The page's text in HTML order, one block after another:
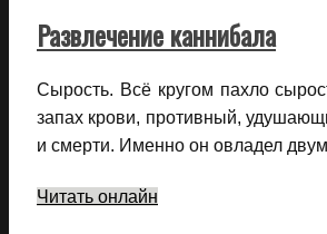
Развлечение каннибала
Сырость. Всё кругом пахло
запах крови, противный,
и смерти. Именно он овладел
Читать онлайн